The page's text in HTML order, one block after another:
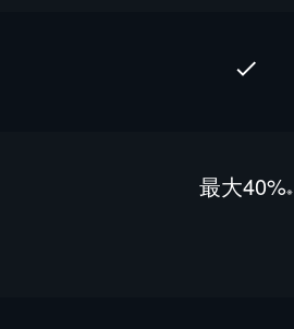
最⼤40%※